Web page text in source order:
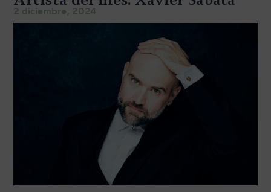
TRANSPORTE Y ALMACENAJE
SISTEMA SILENT
RESTAURACIÓN
NOSOTROS
HISTORIA
EQUIPO
MEDIOS
2 diciembre, 2024